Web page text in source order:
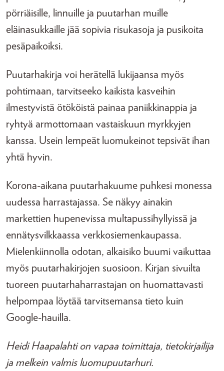
pörriäisille, linnuille ja puutarhan muille
eläinasukkaille jää sopivia risukasoja ja pusikoita
pesäpaikoiksi.
Puutarhakirja voi herätellä lukijaansa myös
pohtimaan, tarvitseeko kaikista kasveihin
ilmestyvistä ötököistä painaa paniikkinappia ja
ryhtyä armottomaan vastaiskuun myrkkyjen
kanssa. Usein lempeät luomukeinot tepsivät ihan
yhtä hyvin.
Korona-aikana puutarhakuume puhkesi monessa
uudessa harrastajassa. Se näkyy ainakin
markettien hupenevissa multapussihyllyissä ja
ennätysvilkkaassa verkkosiemenkaupassa.
Mielenkiinnolla odotan, alkaisiko buumi vaikuttaa
myös puutarhakirjojen suosioon. Kirjan sivuilta
tuoreen puutarhaharrastajan on huomattavasti
helpompaa löytää tarvitsemansa tieto kuin
Google-hauilla.
Heidi Haapalahti on vapaa toimittaja, tietokirjailija
ja melkein valmis luomupuutarhuri.